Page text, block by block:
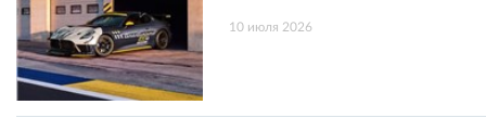
10 июля 2026